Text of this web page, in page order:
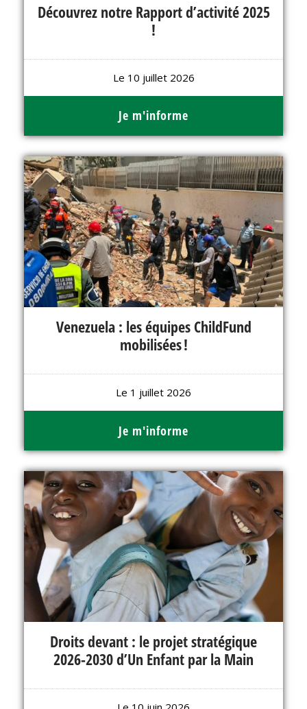
Découvrez notre Rapport d’activité 2025
!
Le 10 juillet 2026
Je m'informe
Venezuela : les équipes ChildFund
mobilisées !
Le 1 juillet 2026
Je m'informe
Droits devant : le projet stratégique
2026-2030 d’Un Enfant par la Main